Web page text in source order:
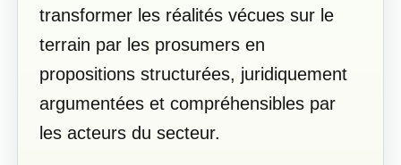
transformer les réalités vécues sur le
terrain par les prosumers en
propositions structurées, juridiquement
argumentées et compréhensibles par
les acteurs du secteur.